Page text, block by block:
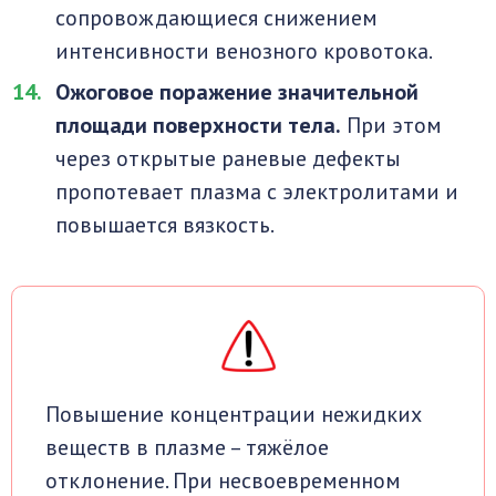
сопровождающиеся снижением
интенсивности венозного кровотока.
Ожоговое поражение значительной
площади поверхности тела. При этом
через открытые раневые дефекты
пропотевает плазма с электролитами и
повышается вязкость.
Повышение концентрации нежидких
веществ в плазме – тяжёлое
отклонение. При несвоевременном